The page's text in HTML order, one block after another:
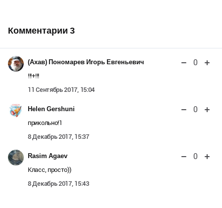
Комментарии 3
(Ахав) Пономарев Игорь Евгеньевич 0
!!!+!!!
11 Сентябрь 2017, 15:04
Helen Gershuni 0
прикольно!1
8 Декабрь 2017, 15:37
Rasim Agaev 0
Класс, просто))
8 Декабрь 2017, 15:43